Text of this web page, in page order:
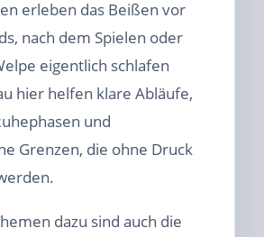
erleben das Beißen vor
nach dem Spielen oder
eigentlich schlafen
hier helfen klare Abläufe,
und
Grenzen, die ohne Druck
dazu sind auch die